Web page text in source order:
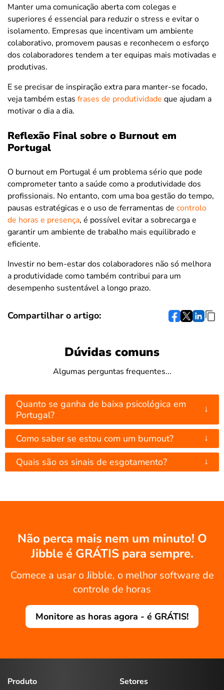
Manter uma comunicação aberta com colegas e
superiores é essencial para reduzir o stress e evitar o
isolamento. Empresas que incentivam um ambiente
colaborativo, promovem pausas e reconhecem o esforço
dos colaboradores tendem a ter equipas mais motivadas e
produtivas.
E se precisar de inspiração extra para manter-se focado,
veja também estas frases de produtividade que ajudam a
motivar o dia a dia.
Reflexão Final sobre o Burnout em
Portugal
O burnout em Portugal é um problema sério que pode
comprometer tanto a saúde como a produtividade dos
profissionais. No entanto, com uma boa gestão do tempo,
pausas estratégicas e o uso de ferramentas de controlo
de horas e presença, é possível evitar a sobrecarga e
garantir um ambiente de trabalho mais equilibrado e
eficiente.
Investir no bem-estar dos colaboradores não só melhora
a produtividade como também contribui para um
desempenho sustentável a longo prazo.
Compartilhar o artigo:
Dúvidas comuns
Algumas perguntas frequentes...
Quanto se ganha de baixa psicológica em
Portugal?
↓
Como saber se estou com um burnout? ↓
Quais são os sinais de esgotamento? ↓
Não perca mais nem um minuto! O
Jibble é GRÁTIS para sempre.
Comece a usar o Jibble, o melhor software de
controle de horas
Monitore as horas agora - é GRÁTIS!
Produto
Setores